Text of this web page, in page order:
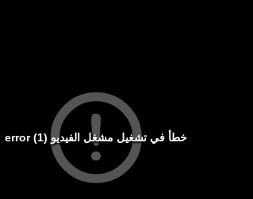
خطأ في تشغيل مشغل الفيديو (1) error